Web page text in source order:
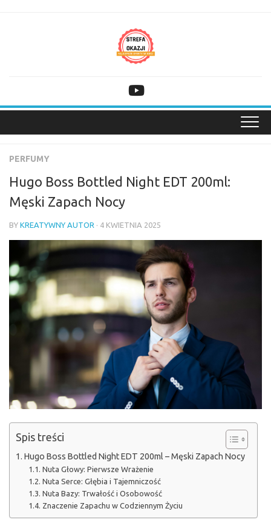
PERFUMY
Hugo Boss Bottled Night EDT 200ml:
Męski Zapach Nocy
BY KREATYWNY AUTOR · 4 KWIETNIA 2025
Spis treści
Hugo Boss Bottled Night EDT 200ml – Męski Zapach Nocy
Nuta Głowy: Pierwsze Wrażenie
Nuta Serce: Głębia i Tajemniczość
Nuta Bazy: Trwałość i Osobowość
Znaczenie Zapachu w Codziennym Życiu